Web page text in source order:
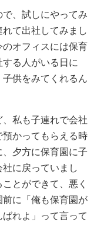
、試しにやってみ
て出社してみまし
オフィスには保育
る人がいる日に
供をみてくれるん
私も子連れで会社
かってもらえる時
夕方に保育園に子
に戻っていまし
とができて、悪く
に「俺も保育園が
れよ」って言って